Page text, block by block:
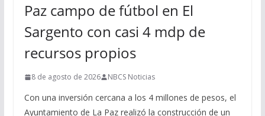
Paz campo de fútbol en El
Sargento con casi 4 mdp de
recursos propios
8 de agosto de 2026 NBCS Noticias
Con una inversión cercana a los 4 millones de pesos, el
Ayuntamiento de La Paz realizó la construcción de un